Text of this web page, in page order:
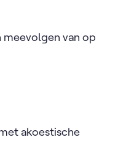
meevolgen van op
akoestische